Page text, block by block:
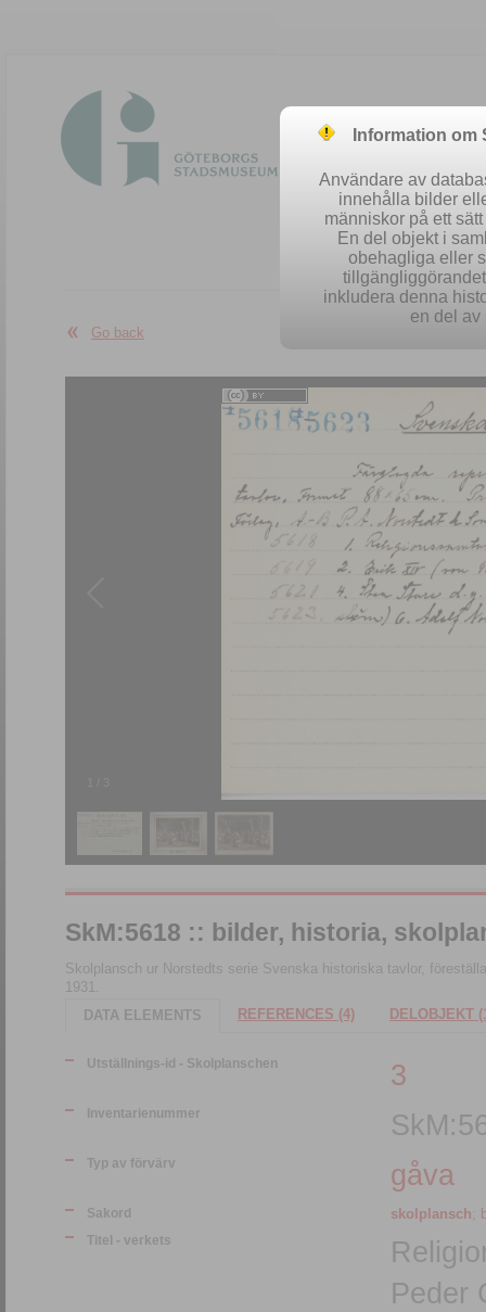
Easy
Go back
SkM:5618 :: bilder, historia,
Skolplansch ur Norstedts serie Svenska historiska tavlor,
1931.
DATA ELEMENTS
REFERENCES (4) DELOBJEKT
Utställnings-id - Skolplanschen 3
Inventarienummer
Typ av förvärv gåva
Sakord skolplansch
Titel - verkets
Peder
Information
Användare av
innehålla bilder
människor på ett
En del objekt i
obehagliga eller
inkludera denna
en del av